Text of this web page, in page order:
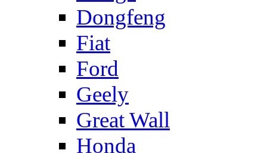
Dongfeng
Fiat
Ford
Geely
Great Wall
Honda